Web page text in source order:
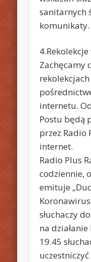
sanitarnych
komunikaty.
Zachęcamy
internetu.
Postu będą
przez Radio
internet.
Radio Plus
codziennie,
emituje
słuchaczy
na
19.45